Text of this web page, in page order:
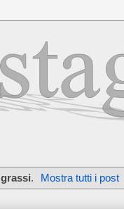
grassi. Mostra tutti i post